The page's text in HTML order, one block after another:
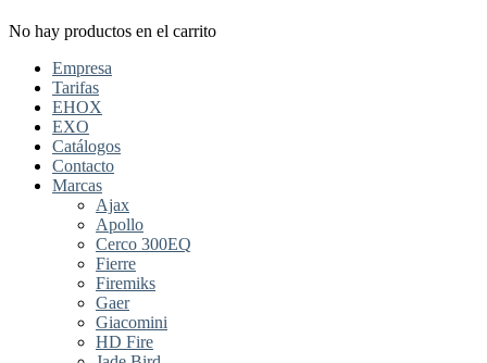
No hay productos en el carrito
Empresa
Tarifas
EHOX
EXO
Catálogos
Contacto
Marcas
Ajax
Apollo
Cerco 300EQ
Fierre
Firemiks
Gaer
Giacomini
HD Fire